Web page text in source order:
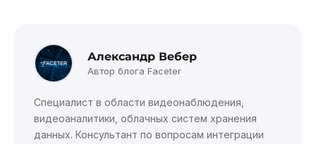
Александр Вебер
Автор блога Faceter
Специалист в области видеонаблюдения,
видеоаналитики, облачных систем хранения
данных. Консультант по вопросам интеграции